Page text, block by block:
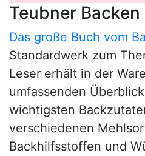
Teubner Backen
Das große Buch vom
Standardwerk zum
Leser erhält in der
umfassenden
wichtigsten
verschiedenen
Backhilfsstoffen und